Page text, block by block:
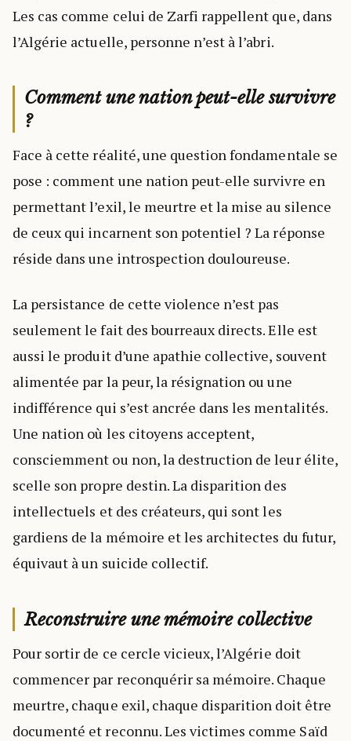
Les cas comme celui de Zarfi rappellent que, dans
l’Algérie actuelle, personne n’est à l’abri.
Comment une nation peut-elle survivre
?
Face à cette réalité, une question fondamentale se
pose : comment une nation peut-elle survivre en
permettant l’exil, le meurtre et la mise au silence
de ceux qui incarnent son potentiel ? La réponse
réside dans une introspection douloureuse.
La persistance de cette violence n’est pas
seulement le fait des bourreaux directs. Elle est
aussi le produit d’une apathie collective, souvent
alimentée par la peur, la résignation ou une
indifférence qui s’est ancrée dans les mentalités.
Une nation où les citoyens acceptent,
consciemment ou non, la destruction de leur élite,
scelle son propre destin. La disparition des
intellectuels et des créateurs, qui sont les
gardiens de la mémoire et les architectes du futur,
équivaut à un suicide collectif.
Reconstruire une mémoire collective
Pour sortir de ce cercle vicieux, l’Algérie doit
commencer par reconquérir sa mémoire. Chaque
meurtre, chaque exil, chaque disparition doit être
documenté et reconnu. Les victimes comme Saïd